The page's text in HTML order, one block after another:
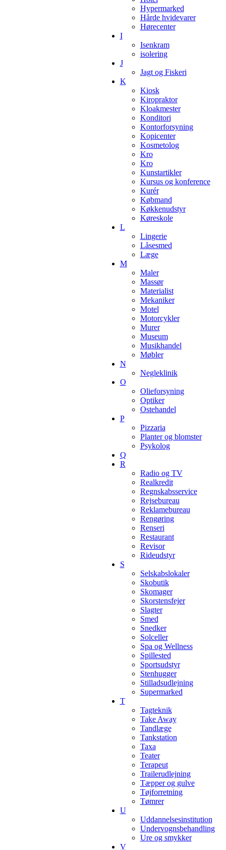
Hypermarked
Hårde hvidevarer
Hørecenter
I
Isenkram
isolering
J
Jagt og Fiskeri
K
Kiosk
Kiropraktor
Kloakmester
Konditori
Kontorforsyning
Kopicenter
Kosmetolog
Kro
Kro
Kunstartikler
Kursus og konference
Kurér
Købmand
Køkkenudstyr
Køreskole
L
Lingerie
Låsesmed
Læge
M
Maler
Massør
Materialist
Mekaniker
Motel
Motorcykler
Murer
Museum
Musikhandel
Møbler
N
Negleklinik
O
Olieforsyning
Optiker
Ostehandel
P
Pizzaria
Planter og blomster
Psykolog
Q
R
Radio og TV
Realkredit
Regnskabsservice
Rejsebureau
Reklamebureau
Rengøring
Renseri
Restaurant
Revisor
Rideudstyr
S
Selskabslokaler
Skobutik
Skomager
Skorstensfejer
Slagter
Smed
Snedker
Solceller
Spa og Wellness
Spillested
Sportsudstyr
Stenhugger
Stilladsudlejning
Supermarked
T
Tagteknik
Take Away
Tandlæge
Tankstation
Taxa
Teater
Terapeut
Trailerudlejning
Tæpper og gulve
Tøjforretning
Tømrer
U
Uddannelsesinstitution
Undervognsbehandling
Ure og smykker
V